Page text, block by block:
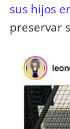
sus hijos
preservar